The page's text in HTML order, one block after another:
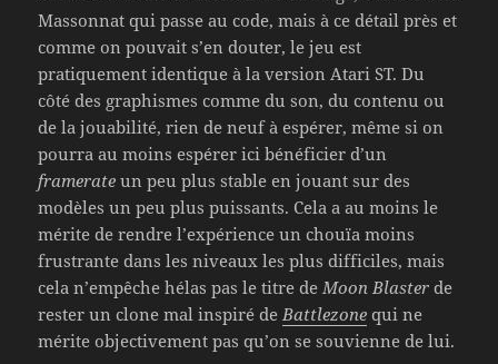
Massonnat qui passe au code, mais à ce détail près et
comme on pouvait s’en douter, le jeu est
pratiquement identique à la version Atari ST. Du
côté des graphismes comme du son, du contenu ou
de la jouabilité, rien de neuf à espérer, même si on
pourra au moins espérer ici bénéficier d’un
framerate un peu plus stable en jouant sur des
modèles un peu plus puissants. Cela a au moins le
mérite de rendre l’expérience un chouïa moins
frustrante dans les niveaux les plus difficiles, mais
cela n’empêche hélas pas le titre de Moon Blaster de
rester un clone mal inspiré de Battlezone qui ne
mérite objectivement pas qu’on se souvienne de lui.